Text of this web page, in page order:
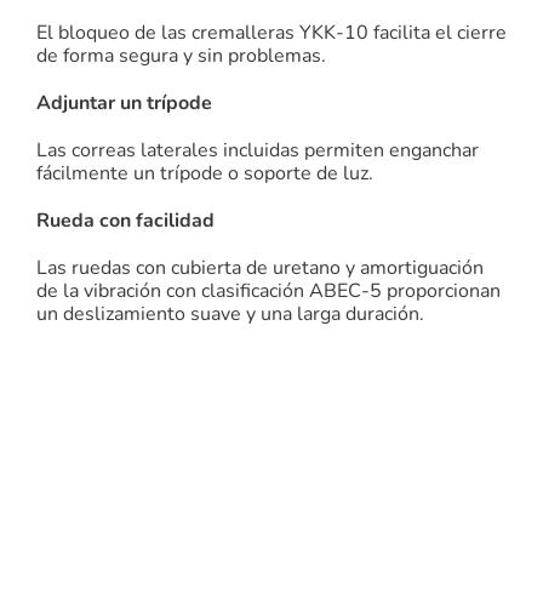
El bloqueo de las cremalleras YKK-10 facilita el cierre
de forma segura y sin problemas.
Adjuntar un trípode
Las correas laterales incluidas permiten enganchar
fácilmente un trípode o soporte de luz.
Rueda con facilidad
Las ruedas con cubierta de uretano y amortiguación
de la vibración con clasificación ABEC-5 proporcionan
un deslizamiento suave y una larga duración.